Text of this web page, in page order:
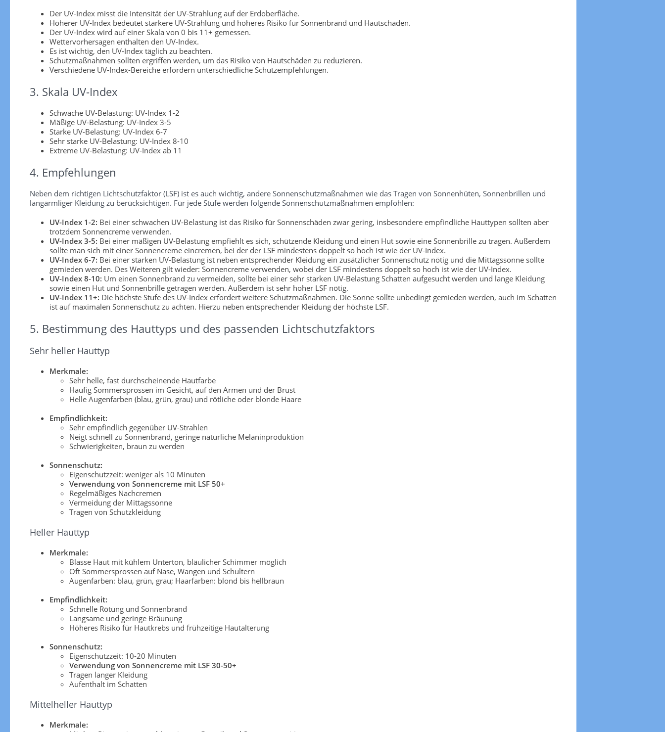
Der UV-Index misst die Intensität der UV-Strahlung auf der Erdoberfläche.
Höherer UV-Index bedeutet stärkere UV-Strahlung und höheres Risiko für Sonnenbrand und Hautschäden.
Der UV-Index wird auf einer Skala von 0 bis 11+ gemessen.
Wettervorhersagen enthalten den UV-Index.
Es ist wichtig, den UV-Index täglich zu beachten.
Schutzmaßnahmen sollten ergriffen werden, um das Risiko von Hautschäden zu reduzieren.
Verschiedene UV-Index-Bereiche erfordern unterschiedliche Schutzempfehlungen.
3. Skala UV-Index
Schwache UV-Belastung: UV-Index 1-2
Mäßige UV-Belastung: UV-Index 3-5
Starke UV-Belastung: UV-Index 6-7
Sehr starke UV-Belastung: UV-Index 8-10
Extreme UV-Belastung: UV-Index ab 11
4. Empfehlungen
Neben dem richtigen Lichtschutzfaktor (LSF) ist es auch wichtig, andere Sonnenschutzmaßnahmen wie das Tragen von Sonnenhüten, Sonnenbrillen und
langärmliger Kleidung zu berücksichtigen. Für jede Stufe werden folgende Sonnenschutzmaßnahmen empfohlen:
UV-Index 1-2: Bei einer schwachen UV-Belastung ist das Risiko für Sonnenschäden zwar gering, insbesondere empfindliche Hauttypen sollten aber
trotzdem Sonnencreme verwenden.
UV-Index 3-5: Bei einer mäßigen UV-Belastung empfiehlt es sich, schützende Kleidung und einen Hut sowie eine Sonnenbrille zu tragen. Außerdem
sollte man sich mit einer Sonnencreme eincremen, bei der der LSF mindestens doppelt so hoch ist wie der UV-Index.
UV-Index 6-7: Bei einer starken UV-Belastung ist neben entsprechender Kleidung ein zusätzlicher Sonnenschutz nötig und die Mittagssonne sollte
gemieden werden. Des Weiteren gilt wieder: Sonnencreme verwenden, wobei der LSF mindestens doppelt so hoch ist wie der UV-Index.
UV-Index 8-10: Um einen Sonnenbrand zu vermeiden, sollte bei einer sehr starken UV-Belastung Schatten aufgesucht werden und lange Kleidung
sowie einen Hut und Sonnenbrille getragen werden. Außerdem ist sehr hoher LSF nötig.
UV-Index 11+: Die höchste Stufe des UV-Index erfordert weitere Schutzmaßnahmen. Die Sonne sollte unbedingt gemieden werden, auch im Schatten
ist auf maximalen Sonnenschutz zu achten. Hierzu neben entsprechender Kleidung der höchste LSF.
5. Bestimmung des Hauttyps und des passenden Lichtschutzfaktors
Sehr heller Hauttyp
Merkmale:
Sehr helle, fast durchscheinende Hautfarbe
Häufig Sommersprossen im Gesicht, auf den Armen und der Brust
Helle Augenfarben (blau, grün, grau) und rötliche oder blonde Haare
Empfindlichkeit:
Sehr empfindlich gegenüber UV-Strahlen
Neigt schnell zu Sonnenbrand, geringe natürliche Melaninproduktion
Schwierigkeiten, braun zu werden
Sonnenschutz:
Eigenschutzzeit: weniger als 10 Minuten
Verwendung von Sonnencreme mit LSF 50+
Regelmäßiges Nachcremen
Vermeidung der Mittagssonne
Tragen von Schutzkleidung
Heller Hauttyp
Merkmale:
Blasse Haut mit kühlem Unterton, bläulicher Schimmer möglich
Oft Sommersprossen auf Nase, Wangen und Schultern
Augenfarben: blau, grün, grau; Haarfarben: blond bis hellbraun
Empfindlichkeit:
Schnelle Rötung und Sonnenbrand
Langsame und geringe Bräunung
Höheres Risiko für Hautkrebs und frühzeitige Hautalterung
Sonnenschutz:
Eigenschutzzeit: 10-20 Minuten
Verwendung von Sonnencreme mit LSF 30-50+
Tragen langer Kleidung
Aufenthalt im Schatten
Mittelheller Hauttyp
Merkmale: